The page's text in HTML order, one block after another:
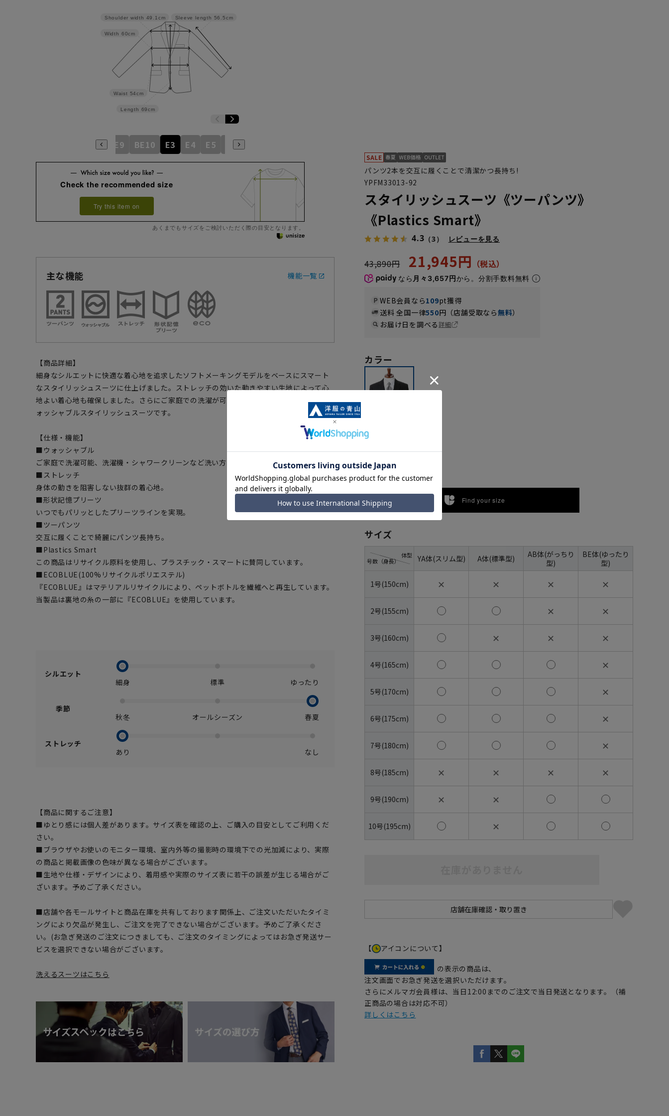
Sleeve length 56.5cm
Length 69cm
Waist 54cm
Width 60cm
Shoulder width 49.1cm
BE8 BE9 BE10 E3 E4 E5 E6
Check the recommended size
Try this item on
あくまでもサイズをご検討いただく際の目安となります。
主な機能 機能一覧
【商品詳細】
細身なシルエットに快適な着心地を追求したソフトメーキングモデルをベースにスマート
なスタイリッシュスーツに仕上げました。ストレッチの効いた動きやすい生地によって心
地よい着心地も確保しました。さらにご家庭での洗濯が可能、汗ばむ季節におすすめのウ
ォッシャブルスタイリッシュスーツです。
【仕様・機能】
■ウォッシャブル
ご家庭で洗濯可能、洗濯機・シャワークリーンなど洗い方も選べます。
■ストレッチ
身体の動きを阻害しない抜群の着心地。
■形状記憶プリーツ
いつでもパリッとしたプリーツラインを実現。
■ツーパンツ
交互に履くことで綺麗にパンツ長持ち。
■Plastics Smart
この商品はリサイクル原料を使用し、プラスチック・スマートに賛同しています。
■ECOBLUE(100%リサイクルポリエステル)
『ECOBLUE』はマテリアルリサイクルにより、ペットボトルを繊維へと再生しています。
当製品は裏地の糸の一部に『ECOBLUE』を使用しています。
シルエット
細身
標準 ゆったり
季節
秋冬
オールシーズン 春夏
ストレッチ
あり
なし
【商品に関するご注意】
■ゆとり感には個人差があります。サイズ表を確認の上、ご購入の目安としてご利用くだ
さい。
■ブラウザやお使いのモニター環境、室内外等の撮影時の環境下での光加減により、実際
の商品と掲載画像の色味が異なる場合がございます。
■生地や仕様・デザインにより、着用感や実際のサイズ表に若干の誤差が生じる場合がご
ざいます。予めご了承ください。
■店舗や各モールサイトと商品在庫を共有しております関係上、ご注文いただいたタイミ
ングにより欠品が発生し、ご注文を完了できない場合がございます。予めご了承くださ
い。(お急ぎ発送のご注文につきましても、ご注文のタイミングによってはお急ぎ発送サー
ビスを選択できない場合がございます。
洗えるスーツはこちら
パンツ2本を交互に履くことで清潔かつ長持ち!
YPFM33013-92
スタイリッシュスーツ《ツーパンツ》
《Plastics Smart》
4.3 （3） レビューを見る
43,890円 21,945円
なら 月々3,657円から。分割手数料無料
WEB会員なら109pt獲得
送料 全国一律550円（店舗受取なら無料）
お届け日を調べる詳細
カラー
Find your size
サイズ
号数（身長）
体型 YA体(スリム型) A体(標準型)
AB体(がっちり
型)
BE体(ゆったり
型)
1号(150cm) ✕ ✕ ✕ ✕
2号(155cm) ✕ ✕
3号(160cm) ✕ ✕ ✕
4号(165cm) ✕
5号(170cm) ✕
6号(175cm) ✕
7号(180cm) ✕
8号(185cm) ✕ ✕ ✕ ✕
9号(190cm) ✕ ✕
10号(195cm) ✕
【 アイコンについて】
の表示の商品は、
注文画面でお急ぎ発送を選択いただけます。
さらにメルマガ会員様は、当日12:00までのご注文で当日発送となります。（補
正商品の場合は対応不可）
詳しくはこちら